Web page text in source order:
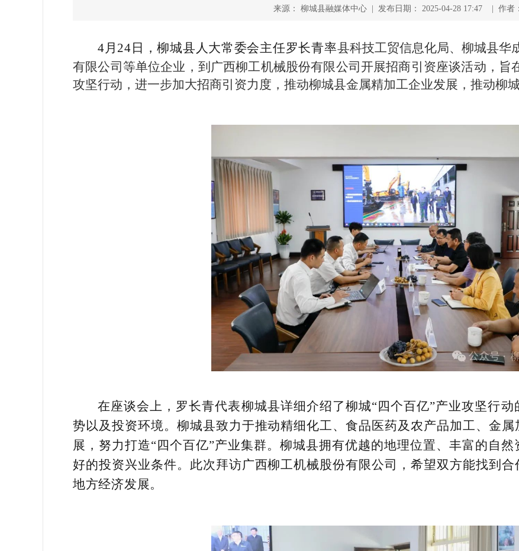
来源： 柳城县融媒体中心 | 发布日期： 2025-04-28 17:47 | 作者：
4月24日，柳城县人大常委会主任罗长青率县科技工贸信息化局、柳城县华
有限公司等单位企业，到广西柳工机械股份有限公司开展招商引资座谈活动，旨
攻坚行动，进一步加大招商引资力度，推动柳城县金属精加工企业发展，推动柳
在座谈会上，罗长青代表柳城县详细介绍了柳城“四个百亿”产业攻坚行
势以及投资环境。柳城县致力于推动精细化工、食品医药及农产品加工、金
展，努力打造“四个百亿”产业集群。柳城县拥有优越的地理位置、丰富的自
好的投资兴业条件。此次拜访广西柳工机械股份有限公司，希望双方能找到
地方经济发展。